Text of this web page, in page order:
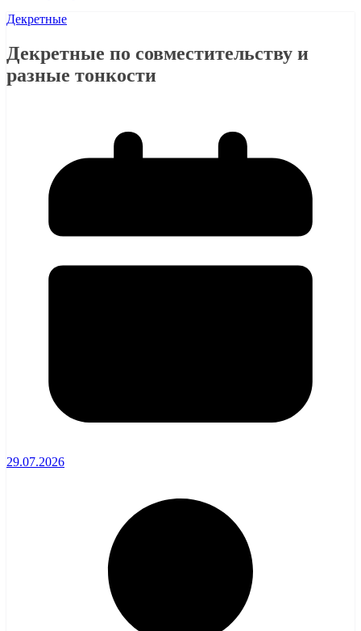
Декретные
Декретные по совместительству и
разные тонкости
29.07.2026